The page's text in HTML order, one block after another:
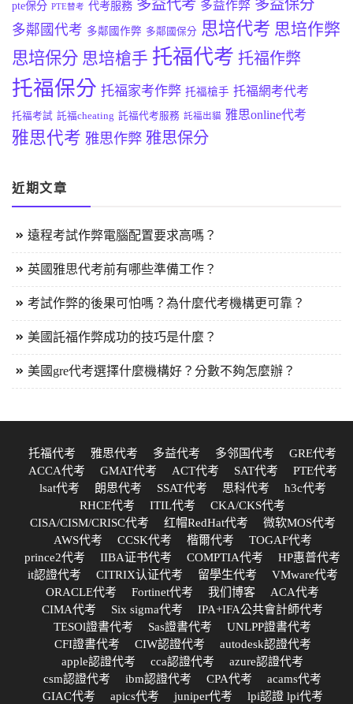
pte保分 PTE替考 代考服務 多益代考 多益作弊 多益保分
多鄰國代考 多鄰國作弊 多鄰國保分 思培代考 思培作弊
思培保分 思培槍手 托福代考 托福作弊
托福保分 托福家考作弊 托福槍手 托福網考代考
托福考試 託福cheating 託福代考服務 託福出貓 雅思online代考
雅思代考 雅思作弊 雅思保分
近期文章
遠程考試作弊電腦配置要求高嗎？
英國雅思代考前有哪些準備工作？
考試作弊的後果可怕嗎？為什麼代考機構更可靠？
美國託福作弊成功的技巧是什麼？
美國gre代考選擇什麼機構好？分數不夠怎麼辦？
托福代考 雅思代考 多益代考 多邻国代考
GRE代考
ACCA代考
GMAT代考 ACT代考 SAT代考
PTE代考
lsat代考
朗思代考 SSAT代考 思科代考
h3c代考
RHCE代考
ITIL代考
CKA/CKS代考
CISA/CISM/CRISC代考
红帽RedHat代考
微软MOS代考
AWS代考
CCSK代考 楷爾代考
TOGAF代考
prince2代考
IIBA证书代考 COMPTIA代考
HP惠普代考
it認證代考
CITRIX认证代考 留學生代考
VMware代考
ORACLE代考
Fortinet代考 我们博客
ACA代考
CIMA代考
Six sigma代考
IPA+IFA公共會計師代考
TESOl證書代考
Sas證書代考
UNLPP證書代考
CFI證書代考
CIW認證代考
autodesk認證代考
apple認證代考
cca認證代考
azure認證代考
csm認證代考
ibm認證代考 CPA代考
acams代考
GIAC代考
apics代考 juniper代考
lpi認證 lpi代考